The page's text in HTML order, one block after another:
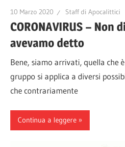
10 Marzo 2020 Staff di Apocalittici
CORONAVIRUS – Non
avevamo detto
Bene, siamo arrivati, quella che
gruppo si applica a diversi
che contrariamente
Continua a leggere